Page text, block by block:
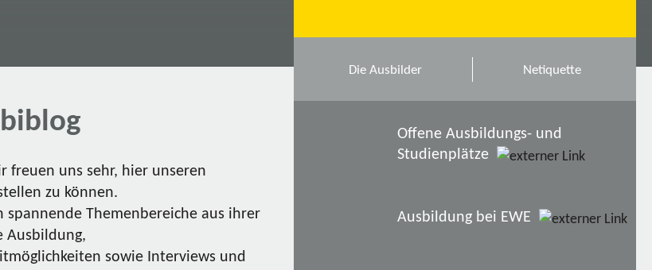
freuen uns sehr, hier unseren
zu können.
spannende Themenbereiche aus ihrer
Ausbildung,
sowie Interviews und
Die Ausbilder Netiquette
Offene Ausbildungs- und
Studienplätze
Ausbildung bei EWE